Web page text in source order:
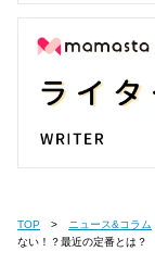
TOP ニュース&コラム
ない！？最近の定番とは？